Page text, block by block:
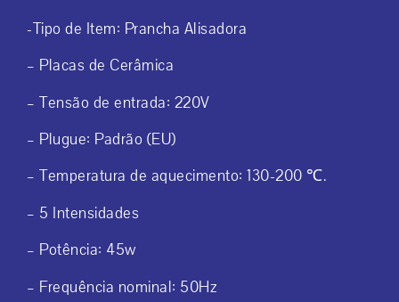
-Tipo de Item: Prancha Alisadora
– Placas de Cerâmica
– Tensão de entrada: 220V
– Plugue: Padrão (EU)
– Temperatura de aquecimento: 130-200 ℃.
– 5 Intensidades
– Potência: 45w
– Frequência nominal: 50Hz